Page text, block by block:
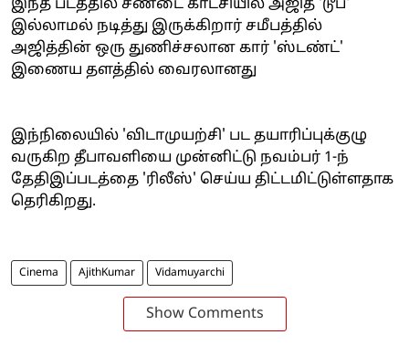
இந்த படத்தில் சண்டை காட்சியில் அஜித் 'டூப்'
இல்லாமல் நடித்து இருக்கிறார் சமீபத்தில்
அஜித்தின் ஒரு துணிச்சலான கார் 'ஸ்டண்ட்'
இணைய தளத்தில் வைரலானது
இந்நிலையில் 'விடாமுயற்சி' பட தயாரிப்புக்குழு
வருகிற தீபாவளியை முன்னிட்டு நவம்பர் 1-ந்
தேதிஇப்படத்தை 'ரிலீஸ்' செய்ய திட்டமிட்டுள்ளதாக
தெரிகிறது.
Cinema AjithKumar Vidamuyarchi
Show Comments